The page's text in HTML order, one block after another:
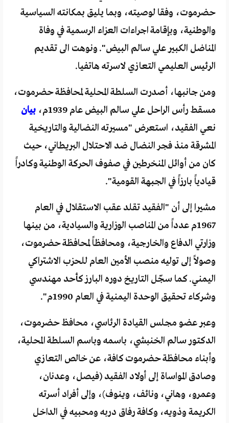
حضرموت، وفقا لوصيته، وبما يليق بمكانته السياسية
والوطنية، وبإقامة اجراءات العزاء الرسمية في وفاة
المناضل الكبير علي سالم البيض". ونوهت الى تقديم
الرئيس العليمي التعازي لاسرته هاتفيا.
ومن جانبها، أصدرت السلطة المحلية لمحافظة حضرموت،
مسقط رأس الراحل علي سالم البيض عام 1939م،
بيان
نعي الفقيد، استعرض "مسيرته النضالية والتاريخية
المشرقة منذ فجر النضال ضد الاحتلال البريطاني، حيث
كان من أوائل المنخرطين في صفوف الحركة الوطنية وكادراً
قيادياً بارزاً في الجبهة القومية".
مشيرا إلى أن "الفقيد تقلد عقب الاستقلال في العام
1967م عدداً من المناصب الوزارية والسيادية، من بينها
وزارتي الدفاع والخارجية، ومحافظاً لمحافظة حضرموت،
وصولاً إلى توليه منصب الأمين العام للحزب الاشتراكي
اليمني. كما سجّل التاريخ دوره البارز كأحد مهندسي
وشركاء تحقيق الوحدة اليمنية في العام 1990م".
وعبر عضو مجلس القيادة الرئاسي، محافظ حضرموت،
الدكتور سالم الخنبشي، باسمه وباسم السلطة المحلية،
وأبناء محافظة حضرموت كافة، عن خالص التعازي
وصادق المواساة إلى أولاد الفقيد (فيصل، وعدنان،
وعمرو، وهاني، ونائف، وينوف)، وإلى أفراد أسرته
الكريمة وذويه، وكافة رفاق دربه ومحبيه في الداخل